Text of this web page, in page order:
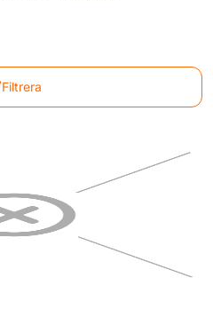
Filtrera